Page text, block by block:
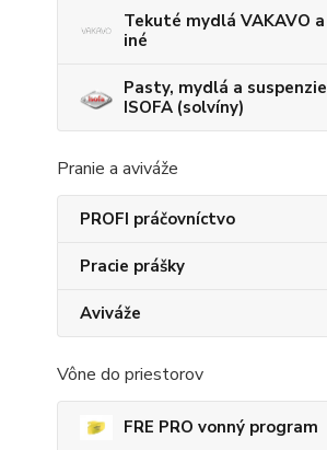
Tekuté mydlá VAKAVO a
iné
Pasty, mydlá a suspenzie
ISOFA (solvíny)
Pranie a aviváže
PROFI práčovníctvo
Pracie prášky
Aviváže
Vône do priestorov
FRE PRO vonný program